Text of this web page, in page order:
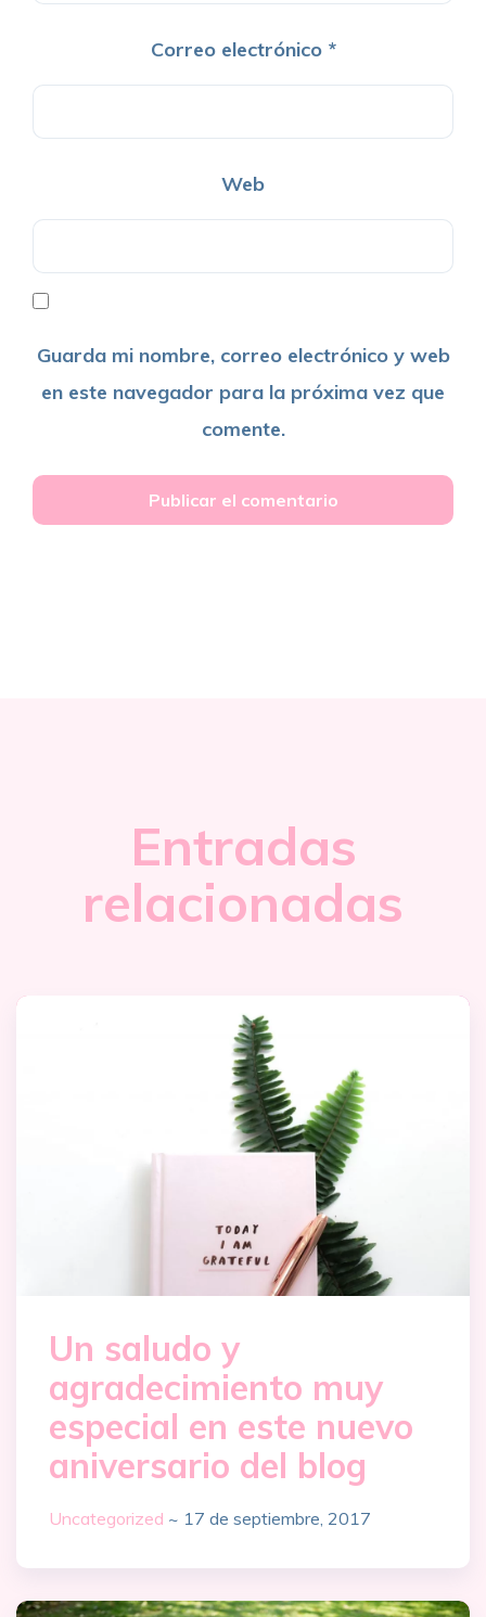
Correo electrónico *
Web
Guarda mi nombre, correo electrónico y web
en este navegador para la próxima vez que
comente.
Entradas
relacionadas
Un saludo y
agradecimiento muy
especial en este nuevo
aniversario del blog
Uncategorized ~ 17 de septiembre, 2017